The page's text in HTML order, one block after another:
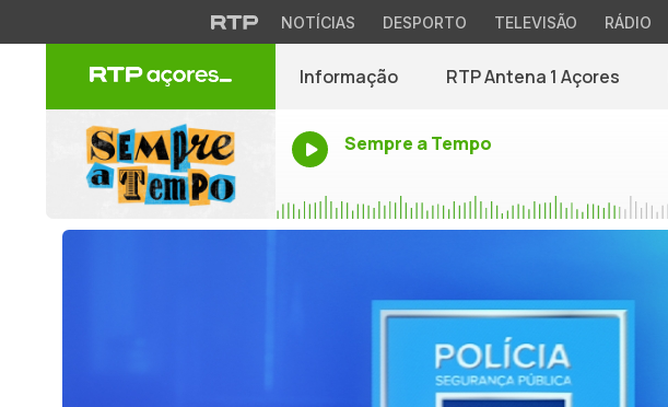
NOTÍCIAS DESPORTO TELEVISÃO RÁDIO
Informação RTP Antena 1 Açores
Sempre a Tempo